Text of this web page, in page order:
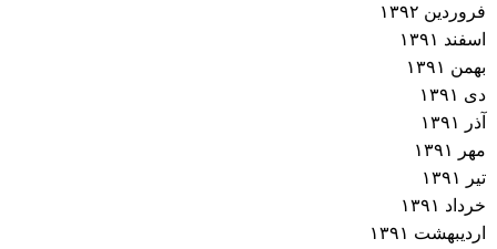
فروردین ۱۳۹۲
اسفند ۱۳۹۱
بهمن ۱۳۹۱
دی ۱۳۹۱
آذر ۱۳۹۱
مهر ۱۳۹۱
تیر ۱۳۹۱
خرداد ۱۳۹۱
اردیبهشت ۱۳۹۱